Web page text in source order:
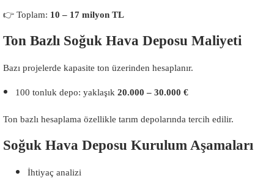
👉 Toplam: 10 – 17 milyon TL
Ton Bazlı Soğuk Hava Deposu Maliyeti
Bazı projelerde kapasite ton üzerinden hesaplanır.
100 tonluk depo: yaklaşık 20.000 – 30.000 €
Ton bazlı hesaplama özellikle tarım depolarında tercih edilir.
Soğuk Hava Deposu Kurulum Aşamaları
İhtiyaç analizi